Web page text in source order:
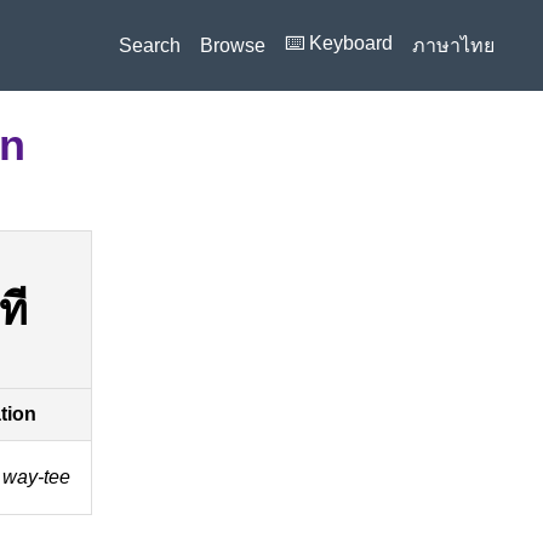
Search Browse ⌨️ Keyboard ภาษาไทย
tee